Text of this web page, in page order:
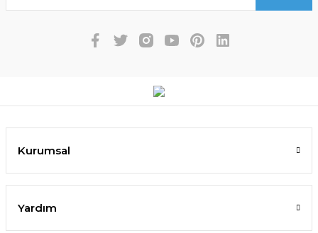
Kurumsal
Yardım